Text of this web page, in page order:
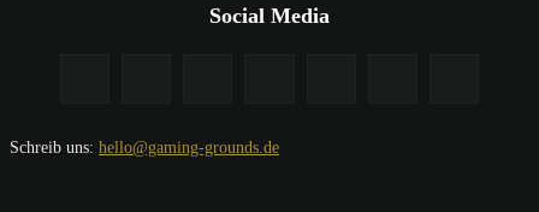
Social Media
Schreib uns: hello@gaming-grounds.de